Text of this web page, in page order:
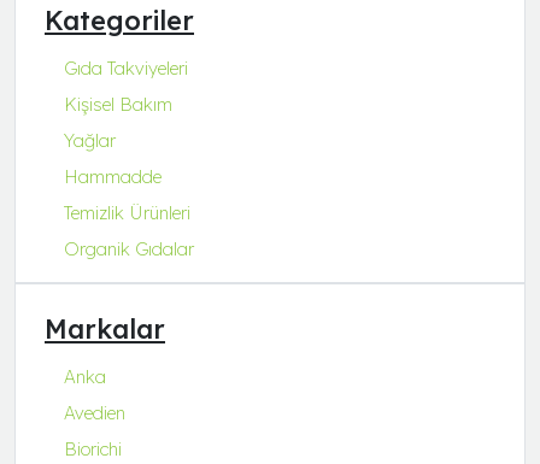
Kategoriler
Gıda Takviyeleri
Kişisel Bakım
Yağlar
Hammadde
Temizlik Ürünleri
Organik Gıdalar
Markalar
Anka
Avedien
Biorichi